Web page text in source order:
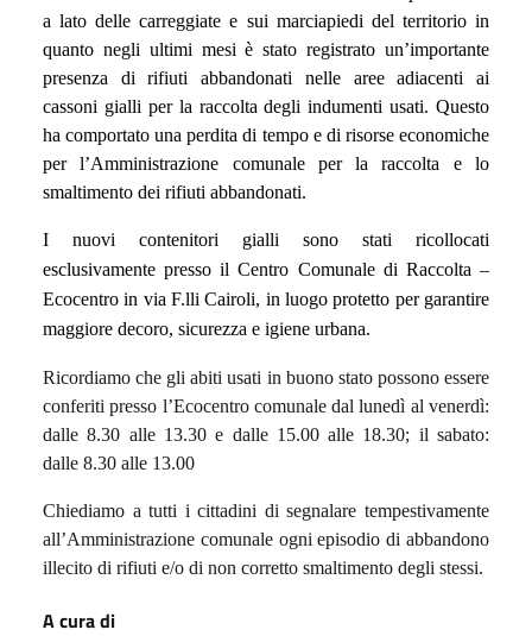
a lato delle carreggiate e sui marciapiedi del territorio in
quanto negli ultimi mesiè stato registratoun’importante
presenza di rifiutiabbandonati nelle aree adiacenti ai
cassoni gialli per la raccolta degli indumenti usati. Questo
hacomportato una perdita di tempo e di risorse economiche
per l’Amministrazione comunale per la raccolta e lo
smaltimento dei rifiuti abbandonati.
I nuovi contenitori gialli sono stati ricollocati
esclusivamente presso il Centro Comunale di Raccolta –
Ecocentro in via F.lli Cairoli, in luogo protetto per garantire
maggiore decoro, sicurezza e igiene urbana.
Ricordiamo che gli abiti usati in buono stato possono essere
conferiti presso l’Ecocentro comunale dal lunedì al venerdì:
dalle 8.30 alle 13.30 e dalle 15.00 alle 18.30; il sabato:
dalle 8.30 alle 13.00
Chiediamo a tutti i cittadini di segnalare tempestivamente
all’Amministrazione comunale ogni episodio di abbandono
illecito di rifiuti e/o di non corretto smaltimento degli stessi.
A cura di